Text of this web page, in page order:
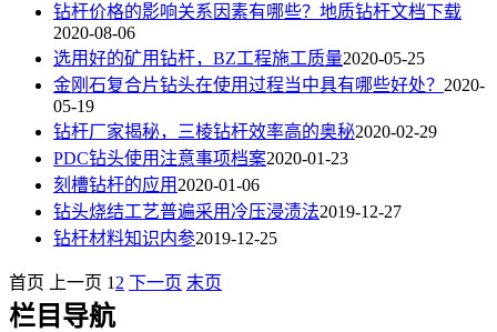
钻杆价格的影响关系因素有哪些？地质钻杆文档下载
2020-08-06
选用好的矿用钻杆，BZ工程施工质量2020-05-25
金刚石复合片钻头在使用过程当中具有哪些好处？ 2020-
05-19
钻杆厂家揭秘，三棱钻杆效率高的奥秘2020-02-29
PDC钻头使用注意事项档案2020-01-23
刻槽钻杆的应用 2020-01-06
钻头烧结工艺普遍采用冷压浸渍法2019-12-27
钻杆材料知识内参2019-12-25
首页 上一页 1 2 下一页 末页
栏目导航